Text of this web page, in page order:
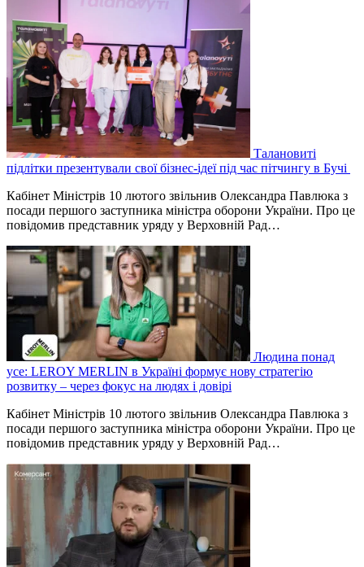
Талановиті
підлітки презентували свої бізнес-ідеї під час пітчингу в Бучі
Кабінет Міністрів 10 лютого звільнив Олександра Павлюка з
посади першого заступника міністра оборони України. Про це
повідомив представник уряду у Верховній Рад…
Людина понад
усе: LEROY MERLIN в Україні формує нову стратегію
розвитку – через фокус на людях і довірі
Кабінет Міністрів 10 лютого звільнив Олександра Павлюка з
посади першого заступника міністра оборони України. Про це
повідомив представник уряду у Верховній Рад…